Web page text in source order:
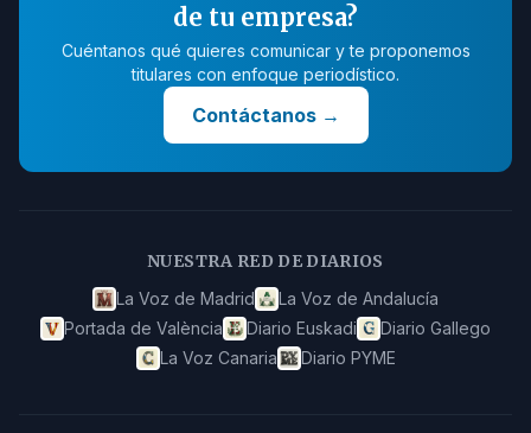
de tu empresa?
Cuéntanos qué quieres comunicar y te proponemos
titulares con enfoque periodístico.
Contáctanos→
NUESTRA RED DE DIARIOS
La Voz de Madrid
La Voz de Andalucía
Portada de València
Diario Euskadi
Diario Gallego
La Voz Canaria
Diario PYME